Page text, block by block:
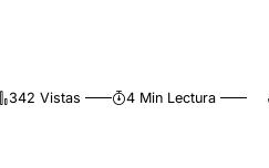
342 Vistas 4 Min Lectura